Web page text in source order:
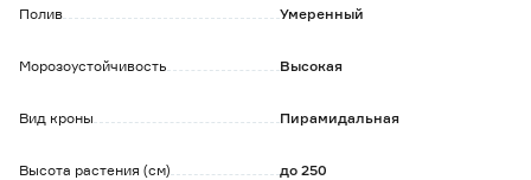
Полив Умеренный
Морозоустойчивость Высокая
Вид кроны Пирамидальная
Высота растения (см) до 250